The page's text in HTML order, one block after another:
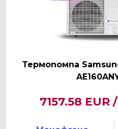
Термопомпа
7157.58 EUR